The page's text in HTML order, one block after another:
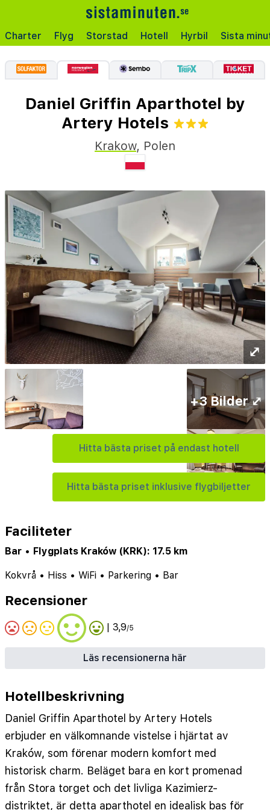
Charter Flyg Storstad Hotell Hyrbil Sista
Daniel Griffin Aparthotel by
Artery Hotels
Krakow, Polen
⤢
Hitta bästa priset på endast hotell
Hitta bästa priset inklusive flygbiljetter
+3 Bilder ⤢
Faciliteter
Bar • Flygplats Kraków (KRK): 17.5 km
Kokvrå • Hiss • WiFi • Parkering • Bar
Recensioner
| 3,9/5
Läs recensionerna här
Hotellbeskrivning
Daniel Griffin Aparthotel by Artery Hotels
erbjuder en välkomnande vistelse i hjärtat av
Kraków, som förenar modern komfort med
historisk charm. Beläget bara en kort promenad
från Stora torget och det livliga Kazimierz-
distriktet, är detta aparthotel en idealisk bas för